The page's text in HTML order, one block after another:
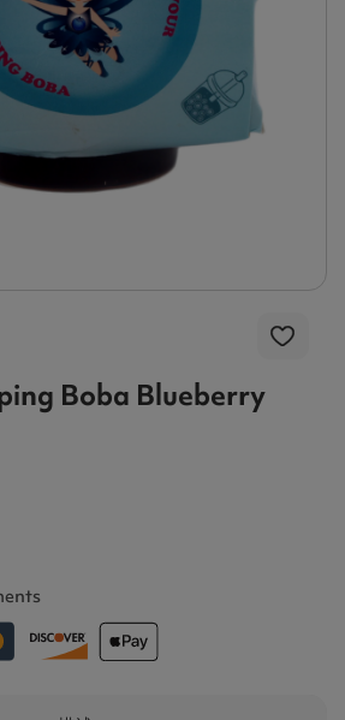
Boba Blueberry